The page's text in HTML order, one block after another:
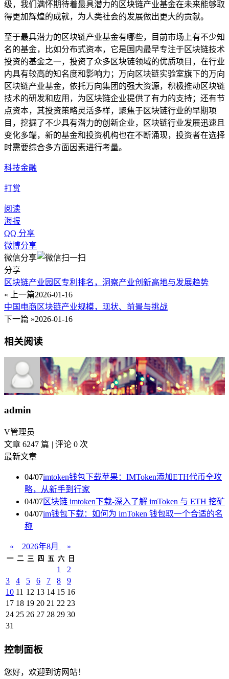
级，我们满怀期待着最具潜力的区块链产业基金在未来能够取
得更加辉煌的成就，为人类社会的发展做出更大的贡献。
至于最具潜力的区块链产业基金有哪些，目前市场上有不少知
名的基金，比如分布式资本，它是国内最早专注于区块链技术
投资的基金之一，投资了众多区块链领域的优质项目，在行业
内具有较高的知名度和影响力；万向区块链实验室旗下的万向
区块链产业基金，依托万向集团的强大资源，积极推动区块链
技术的研发和应用，为区块链企业提供了有力的支持；还有节
点资本，其投资策略灵活多样，聚焦于区块链行业的早期项
目，挖掘了不少具有潜力的创新企业，区块链行业发展迅速且
变化多端，新的基金和投资机构也在不断涌现，投资者在选择
时需要综合多方面因素进行考量。
科技金融
打赏
阅读
海报
QQ 分享
微博分享
微信分享
分享
区块链产业园区专利排名，洞察产业创新高地与发展趋势
« 上一篇2026-01-16
中国电商区块链产业规模，现状、前景与挑战
下一篇 »2026-01-16
相关阅读
admin
V管理员
文章 6247 篇
评论 0 次
最新文章
04/07imtoken钱包下载苹果：IMToken添加ETH代币全攻
略，从新手到行家
04/07区块链 imtoken下载-深入了解 imToken 与 ETH 挖矿
04/07im钱包下载：如何为 imToken 钱包取一个合适的名
称
« 2026年8月 »
一 二 三 四 五 六 日
1
2
3
4 5 6 7 8
9
10 11 12 13 14 15 16
17 18 19 20 21 22 23
24 25 26 27 28 29 30
31
控制面板
您好，欢迎到访网站！